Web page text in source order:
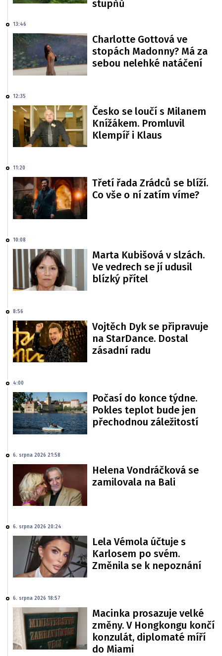
stupňů
13:46
Charlotte Gottová ve
stopách Madonny? Má za
sebou nelehké natáčení
12:35
Česko se loučí s Milanem
Knížákem. Promluvil
Klempíř i Klaus
11:20
Třetí řada Zrádců se blíží.
Co vše o ní zatím víme?
10:08
Marta Kubišová v slzách.
Ve vedrech se jí udusil
blízký přítel
8:56
Vojtěch Dyk se připravuje
na StarDance. Dostal
zásadní radu
4:00
Počasí do konce týdne.
Pokles teplot bude jen
přechodnou záležitostí
6. srpna 2026 21:58
Helena Vondráčková se
zamilovala na Bali
6. srpna 2026 20:24
Lela Vémola účtuje s
Karlosem po svém.
Změnila se k nepoznání
6. srpna 2026 18:57
Macinka prosazuje velké
změny. V Hongkongu končí
konzulát, diplomaté míří
do Miami